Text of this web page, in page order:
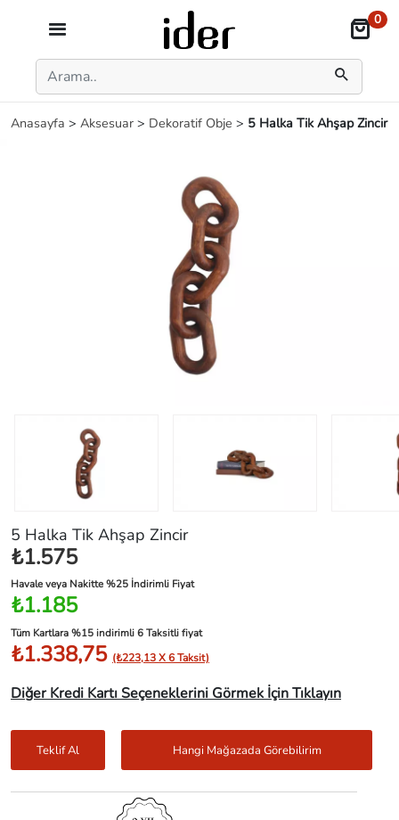
0
Anasayfa > Aksesuar > Dekoratif Obje > 5 Halka Tik Ahşap Zincir
5 Halka Tik Ahşap Zincir
₺1.575
Havale veya Nakitte %25 İndirimli Fiyat
₺1.185
Tüm Kartlara %15 indirimli 6 Taksitli fiyat
₺1.338,75 (₺223,13 X 6 Taksit)
Diğer Kredi Kartı Seçeneklerini Görmek İçin Tıklayın
Teklif Al Hangi Mağazada Görebilirim